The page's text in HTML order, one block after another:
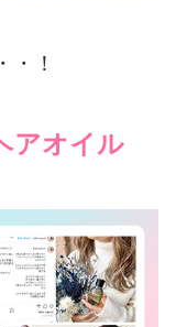
・！
アオイル